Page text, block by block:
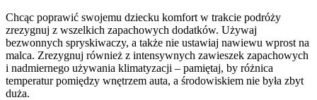
Chcąc poprawić swojemu dziecku komfort w trakcie podróży
zrezygnuj z wszelkich zapachowych dodatków. Używaj
bezwonnych spryskiwaczy, a także nie ustawiaj nawiewu wprost na
malca. Zrezygnuj również z intensywnych zawieszek zapachowych
i nadmiernego używania klimatyzacji – pamiętaj, by różnica
temperatur pomiędzy wnętrzem auta, a środowiskiem nie była zbyt
duża.